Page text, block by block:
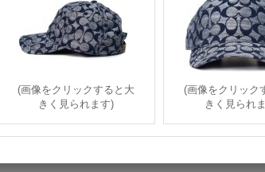
(画像をクリックすると大
きく見られます)
(画像をクリック
きく見られ